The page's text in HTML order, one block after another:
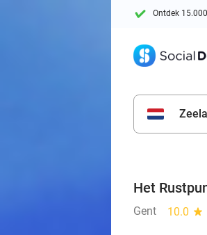
Ontdek
Het
Gent 10.0 star